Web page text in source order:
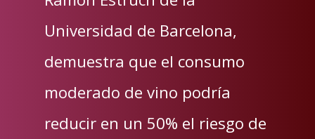
Universidad de Barcelona,
demuestra que el consumo
moderado de vino podría
reducir en un 50% el riesgo de